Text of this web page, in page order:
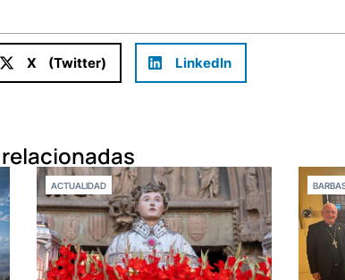
X (Twitter) LinkedIn
ACTUALIDAD